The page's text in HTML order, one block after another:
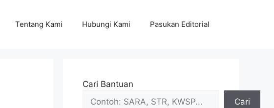
Tentang Kami Hubungi Kami Pasukan Editorial
Cari Bantuan
Cari